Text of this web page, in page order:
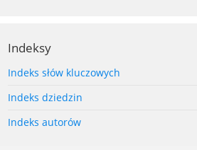
Indeksy
Indeks słów kluczowych
Indeks dziedzin
Indeks autorów